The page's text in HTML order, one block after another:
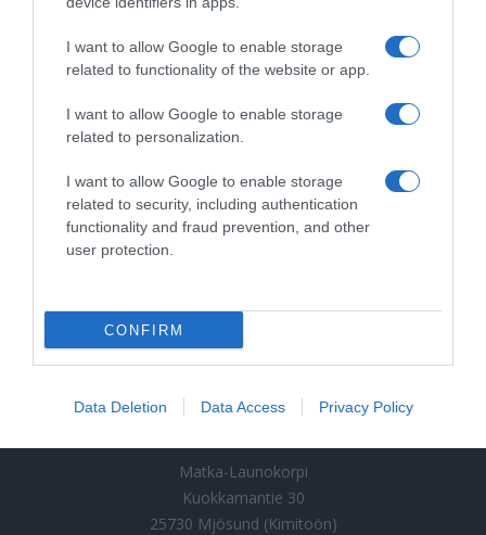
I want to allow Google to enable storage
related to functionality of the website or app.
I want to allow Google to enable storage
related to personalization.
I want to allow Google to enable storage
related to security, including authentication
functionality and fraud prevention, and other
user protection.
CONFIRM
Data Deletion Data Access Privacy Policy
För färdiga grupper innehåller erbjudandet alltid
information om sista datum för kostnadsfri
passerar och hela bokningen avbokas senare än vad
som anges i erbjudandet, är gruppen skyldig att
betala de kostnader som researrangören har haft i
varje enskilt fall.
Om det minsta antalet deltagare i en paketresa
researrangören har rätt att höja priset per person i
sådana fall.
Matka-Launokorpi
Kuokkamantie 30
25730 Mjösund (Kimitoön)